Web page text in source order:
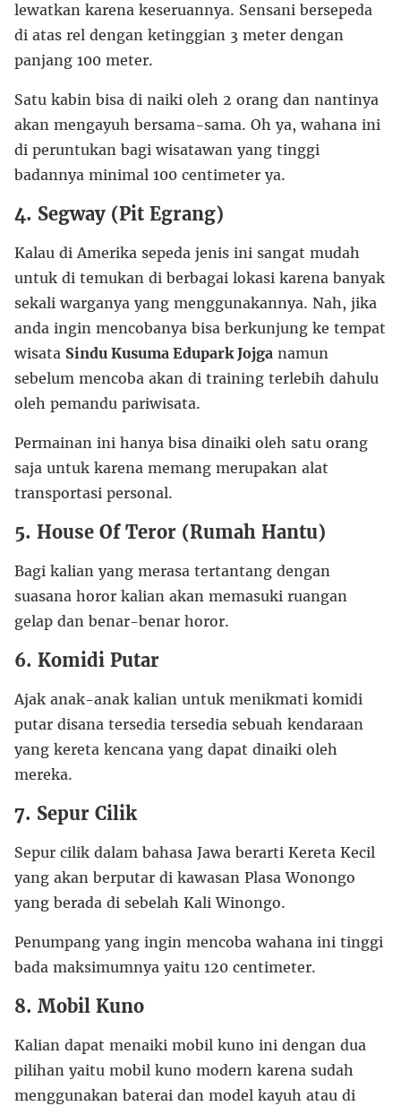
lewatkan karena keseruannya. Sensani bersepeda
di atas rel dengan ketinggian 3 meter dengan
panjang 100 meter.
Satu kabin bisa di naiki oleh 2 orang dan nantinya
akan mengayuh bersama-sama. Oh ya, wahana ini
di peruntukan bagi wisatawan yang tinggi
badannya minimal 100 centimeter ya.
4. Segway (Pit Egrang)
Kalau di Amerika sepeda jenis ini sangat mudah
untuk di temukan di berbagai lokasi karena banyak
sekali warganya yang menggunakannya. Nah, jika
anda ingin mencobanya bisa berkunjung ke tempat
wisata Sindu Kusuma Edupark Jojga namun
sebelum mencoba akan di training terlebih dahulu
oleh pemandu pariwisata.
Permainan ini hanya bisa dinaiki oleh satu orang
saja untuk karena memang merupakan alat
transportasi personal.
5. House Of Teror (Rumah Hantu)
Bagi kalian yang merasa tertantang dengan
suasana horor kalian akan memasuki ruangan
gelap dan benar-benar horor.
6. Komidi Putar
Ajak anak-anak kalian untuk menikmati komidi
putar disana tersedia tersedia sebuah kendaraan
yang kereta kencana yang dapat dinaiki oleh
mereka.
7. Sepur Cilik
Sepur cilik dalam bahasa Jawa berarti Kereta Kecil
yang akan berputar di kawasan Plasa Wonongo
yang berada di sebelah Kali Winongo.
Penumpang yang ingin mencoba wahana ini tinggi
bada maksimumnya yaitu 120 centimeter.
8. Mobil Kuno
Kalian dapat menaiki mobil kuno ini dengan dua
pilihan yaitu mobil kuno modern karena sudah
menggunakan baterai dan model kayuh atau di